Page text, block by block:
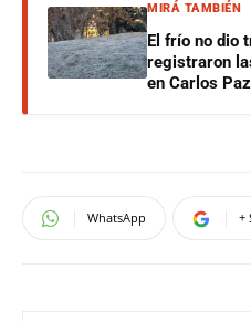
MIRÁ TAMBIÉN
El frío no dio
registraron
en Carlos
WhatsApp +